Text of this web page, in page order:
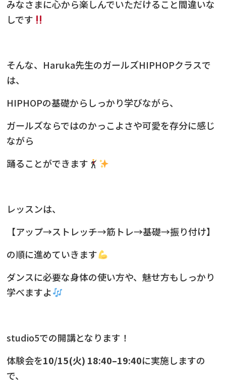
みなさまに心から楽しんでいただけること間違いな
しです
そんな、Haruka先生のガールズHIPHOPクラスで
は、
HIPHOPの基礎からしっかり学びながら、
ガールズならではのかっこよさや可愛を存分に感じ
ながら
踊ることができます
レッスンは、
【アップ→ストレッチ→筋トレ→基礎→振り付け】
の順に進めていきます
ダンスに必要な身体の使い方や、魅せ方もしっかり
学べますよ
studio5での開講となります！
体験会を10/15(火) 18:40–19:40に実施しますの
で、